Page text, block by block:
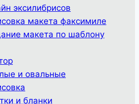
эксилибрисов
макета факсимиле
макета по шаблону
и овальные
и бланки